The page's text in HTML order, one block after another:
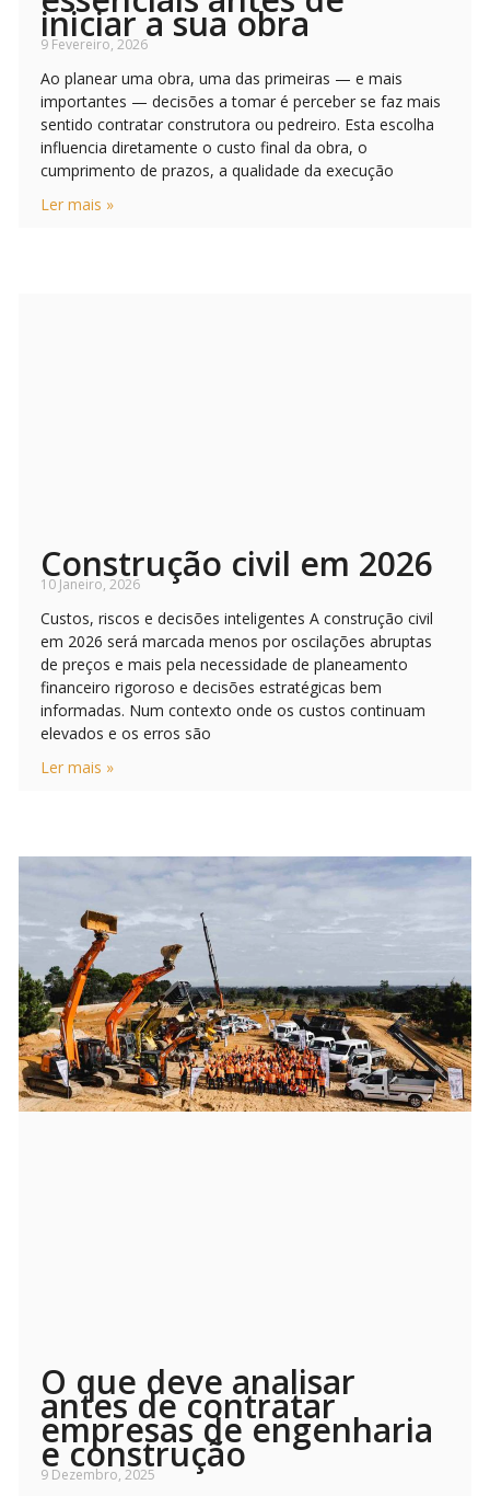
iniciar a sua obra
9 Fevereiro, 2026
Ao planear uma obra, uma das primeiras — e mais
importantes — decisões a tomar é perceber se faz mais
sentido contratar construtora ou pedreiro. Esta escolha
influencia diretamente o custo final da obra, o
cumprimento de prazos, a qualidade da execução
Ler mais »
Construção civil em 2026
10 Janeiro, 2026
Custos, riscos e decisões inteligentes A construção civil
em 2026 será marcada menos por oscilações abruptas
de preços e mais pela necessidade de planeamento
financeiro rigoroso e decisões estratégicas bem
informadas. Num contexto onde os custos continuam
elevados e os erros são
Ler mais »
O que deve analisar
antes de contratar
empresas de engenharia
e construção
9 Dezembro, 2025